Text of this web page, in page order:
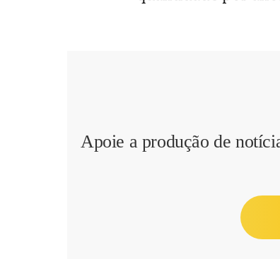
Apoie a produção de